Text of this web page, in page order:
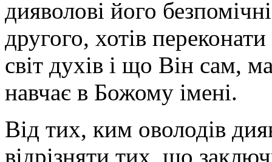
дияволові його
другого, хотів
світ духів і що Він сам,
навчає в Божому імені.
Від тих, ким оволодів
відрізняти тих, що